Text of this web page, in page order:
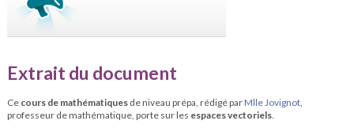
Extrait du document
Ce cours de mathématiquesde niveau prépa, rédigé parMlle Jovignot,
professeur de mathématique, porte sur les espaces vectoriels.